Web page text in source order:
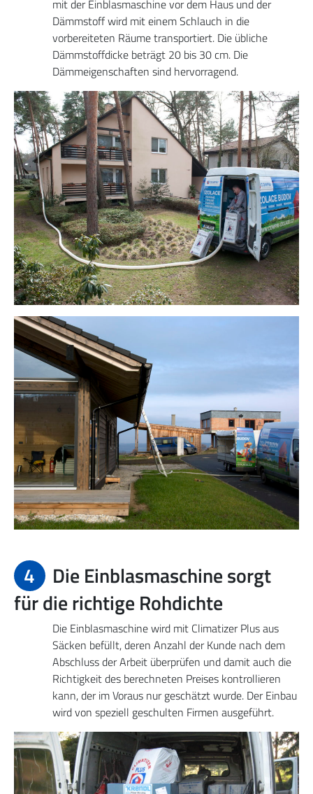
mit der Einblasmaschine vor dem Haus und der
Dämmstoff wird mit einem Schlauch in die
vorbereiteten Räume transportiert. Die übliche
Dämmstoffdicke beträgt 20 bis 30 cm. Die
Dämmeigenschaften sind hervorragend.
4
Die Einblasmaschine sorgt
für die richtige Rohdichte
Die Einblasmaschine wird mit Climatizer Plus aus
Säcken befüllt, deren Anzahl der Kunde nach dem
Abschluss der Arbeit überprüfen und damit auch die
Richtigkeit des berechneten Preises kontrollieren
kann, der im Voraus nur geschätzt wurde. Der Einbau
wird von speziell geschulten Firmen ausgeführt.